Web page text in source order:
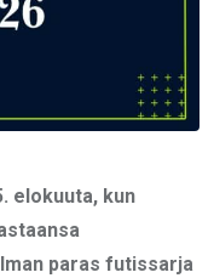
elokuuta, kun
paras futissarja